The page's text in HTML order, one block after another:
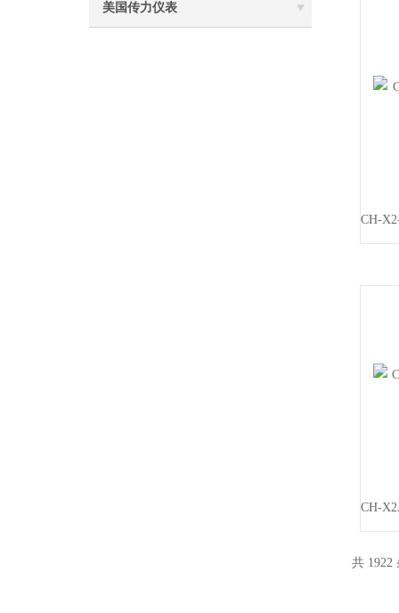
美国传力仪表
CH-
共 1922